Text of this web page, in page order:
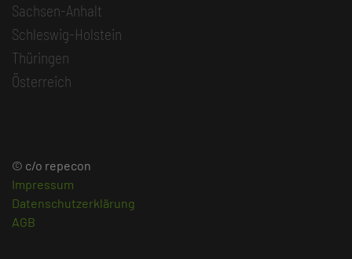
Sachsen-Anhalt
Schleswig-Holstein
Thüringen
Österreich
© c/o repecon
Impressum
Datenschutzerklärung
AGB